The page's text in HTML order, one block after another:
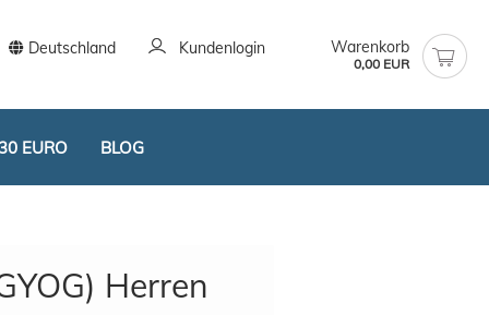
Deutschland Kundenlogin Warenkorb
0,00 EUR
EURO BLOG
Herren